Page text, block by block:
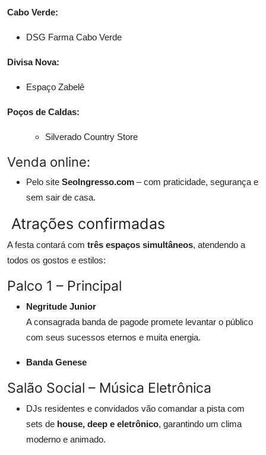
Cabo Verde:
DSG Farma Cabo Verde
Divisa Nova:
Espaço Zabelê
Poços de Caldas:
Silverado Country Store
Venda online:
Pelo site SeoIngresso.com – com praticidade, segurança e
sem sair de casa.
Atrações confirmadas
A festa contará com três espaços simultâneos, atendendo a
todos os gostos e estilos:
Palco 1 – Principal
Negritude Junior
A consagrada banda de pagode promete levantar o público
com seus sucessos eternos e muita energia.
Banda Genese
Salão Social – Música Eletrônica
DJs residentes e convidados vão comandar a pista com
sets de house, deep e eletrônico, garantindo um clima
moderno e animado.